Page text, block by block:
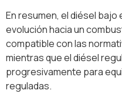
En resumen, el diésel
evolución hacia un
compatible con las
mientras que el diésel
progresivamente para
reguladas.